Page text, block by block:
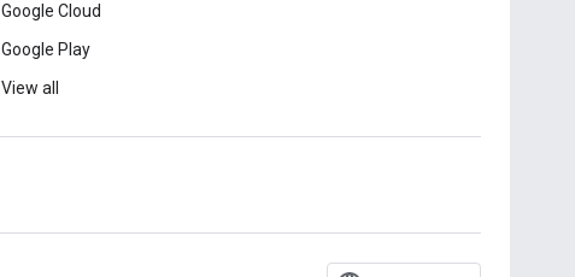
Google Cloud
Google Play
View all